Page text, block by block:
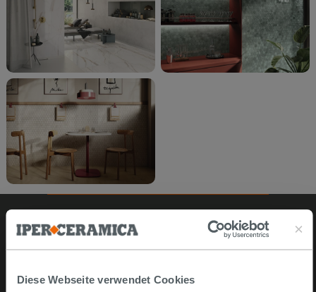
Diese Webseite verwendet Cookies
Online kaufen
Musterstücke